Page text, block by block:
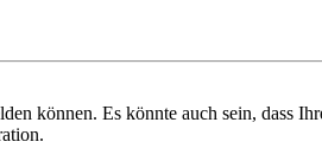
können. Es könnte auch sein, dass